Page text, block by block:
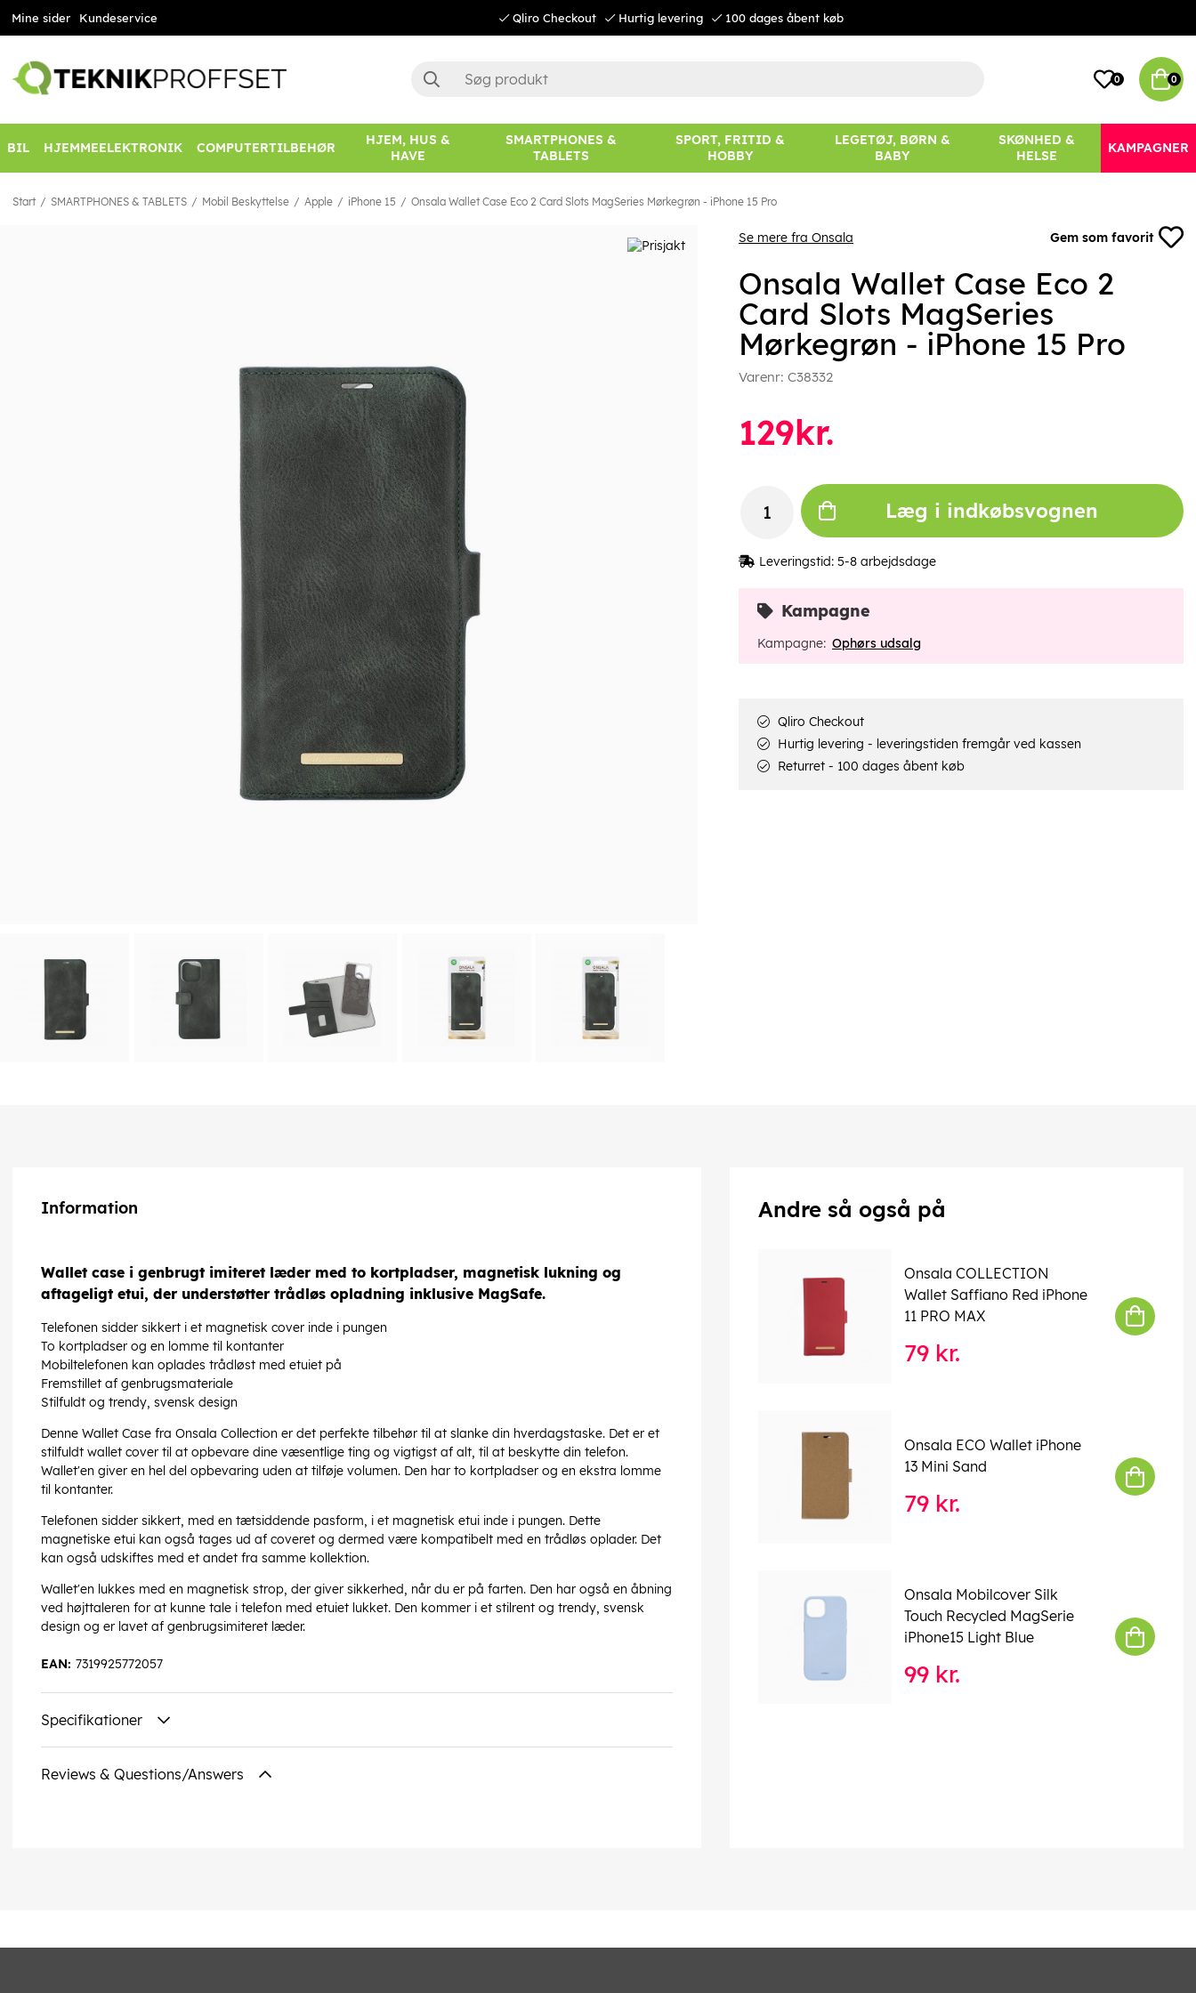
Mine sider Kundeservice Qliro Checkout Hurtig levering 100 dages åbent køb
0 0
BIL HJEMMEELEKTRONIK COMPUTERTILBEHØR
HJEM, HUS &
HAVE
SMARTPHONES &
TABLETS
SPORT, FRITID &
HOBBY
LEGETØJ, BØRN &
BABY
SKØNHED &
HELSE
KAMPAGNER
Start SMARTPHONES & TABLETS Mobil Beskyttelse Apple iPhone 15 Onsala Wallet Case Eco 2 Card Slots MagSeries Mørkegrøn - iPhone 15 Pro
Se mere fra Onsala Gem som favorit
Onsala Wallet Case Eco 2
Card Slots MagSeries
Mørkegrøn - iPhone 15 Pro
Varenr: C38332
129kr.
Læg i indkøbsvognen
Leveringstid: 5-8 arbejdsdage
Kampagne
Kampagne: Ophørs udsalg
Qliro Checkout
Hurtig levering - leveringstiden fremgår ved kassen
Returret - 100 dages åbent køb
Information
Wallet case i genbrugt imiteret læder med to kortpladser, magnetisk lukning og
aftageligt etui, der understøtter trådløs opladning inklusive MagSafe.
Telefonen sidder sikkert i et magnetisk cover inde i pungen
To kortpladser og en lomme til kontanter
Mobiltelefonen kan oplades trådløst med etuiet på
Fremstillet af genbrugsmateriale
Stilfuldt og trendy, svensk design
Denne Wallet Case fra Onsala Collection er det perfekte tilbehør til at slanke din hverdagstaske. Det er et
stilfuldt wallet cover til at opbevare dine væsentlige ting og vigtigst af alt, til at beskytte din telefon.
Wallet'en giver en hel del opbevaring uden at tilføje volumen. Den har to kortpladser og en ekstra lomme
til kontanter.
Telefonen sidder sikkert, med en tætsiddende pasform, i et magnetisk etui inde i pungen. Dette
magnetiske etui kan også tages ud af coveret og dermed være kompatibelt med en trådløs oplader. Det
kan også udskiftes med et andet fra samme kollektion.
Wallet'en lukkes med en magnetisk strop, der giver sikkerhed, når du er på farten. Den har også en åbning
ved højttaleren for at kunne tale i telefon med etuiet lukket. Den kommer i et stilrent og trendy, svensk
design og er lavet af genbrugsimiteret læder.
7319925772057
EAN:
Specifikationer
Reviews & Questions/Answers
Andre så også på
Onsala COLLECTION
Wallet Saffiano Red iPhone
11 PRO MAX
79 kr.
Onsala ECO Wallet iPhone
13 Mini Sand
79 kr.
Onsala Mobilcover Silk
Touch Recycled MagSerie
iPhone15 Light Blue
99 kr.